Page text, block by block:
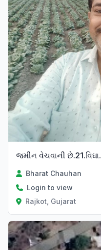
જમીન વેચવાની છે.21.વિઘા.
Bharat Chauhan
Login to view
Rajkot, Gujarat